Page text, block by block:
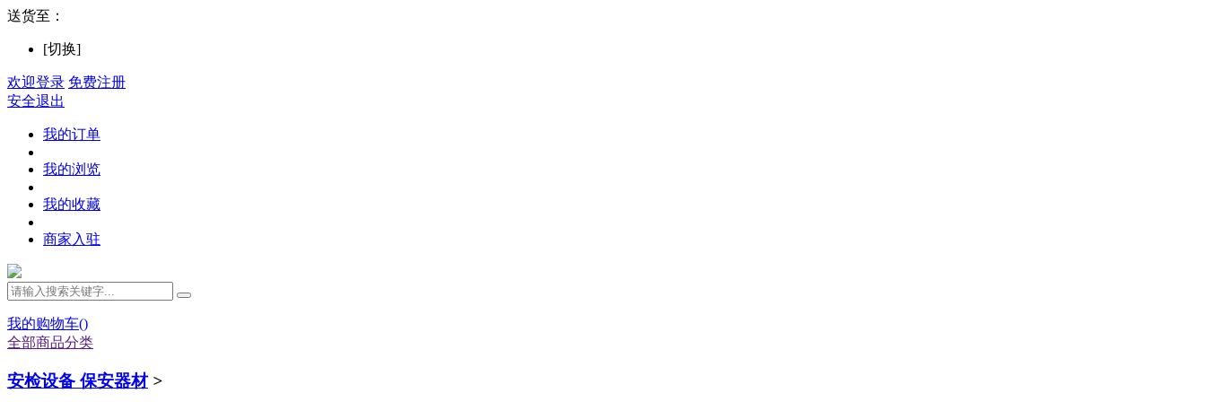
送货至：
[切换]
欢迎登录 免费注册
安全退出
我的订单
我的浏览
我的收藏
商家入驻
我的购物车()
全部商品分类
安检设备 保安器材 >